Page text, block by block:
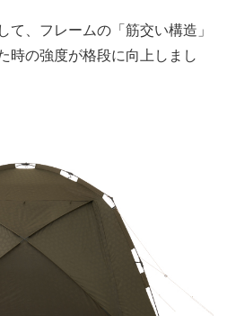
て、フレームの「筋交い構造」
時の強度が格段に向上しまし